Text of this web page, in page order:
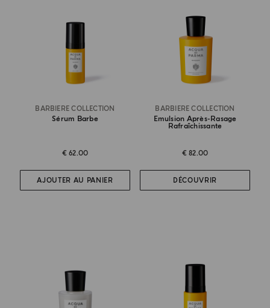
BARBIERE COLLECTION
Sérum Barbe
€ 62.00
AJOUTER AU PANIER
BARBIERE COLLECTION
Emulsion Après-Rasage
Rafraîchissante
€ 82.00
DÉCOUVRIR